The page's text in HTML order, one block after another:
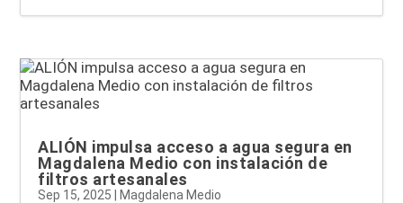
ALIÓN impulsa acceso a agua segura en
Magdalena Medio con instalación de
filtros artesanales
Sep 15, 2025 Magdalena Medio